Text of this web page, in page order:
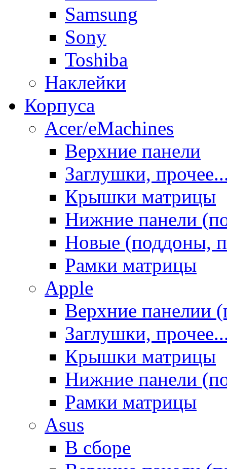
Samsung
Sony
Toshiba
Наклейки
Корпуса
Acer/eMachines
Верхние панели
Заглушки,
Крышки матрицы
Нижние панели
Новые (поддоны,
Рамки матрицы
Apple
Верхние панелии
Заглушки,
Крышки матрицы
Нижние панели
Рамки матрицы
Asus
В сборе